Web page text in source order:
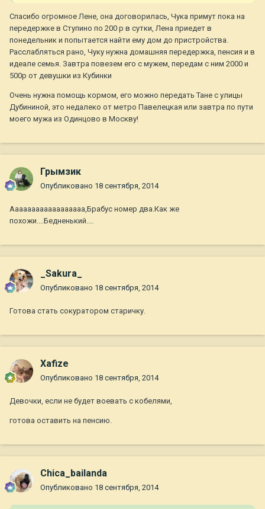
Спасибо огромное Лене, она договорилась, Чука примут пока на
передержке в Ступино по 200 р в сутки, Лена приедет в
понедельник и попытается найти ему дом до пристройства.
Расслабляться рано, Чуку нужна домашняя передержка, пенсия и в
идеале семья. Завтра повезем его с мужем, передам с ним 2000 и
500р от девушки из Кубинки
Очень нужна помощь кормом, его можно передать Тане с улицы
Дубининой, это недалеко от метро Павелецкая или завтра по пути
моего мужа из Одинцово в Москву!
Грымзик
Опубликовано 18 сентября, 2014
Аааааааааааааааааа,Брабус номер два.Как же
похожи....Бедненький....
_Sakura_
Опубликовано 18 сентября, 2014
Готова стать сокуратором старичку.
Xafize
Опубликовано 18 сентября, 2014
Девочки, если не будет воевать с кобелями,
готова оставить на пенсию.
Chica_bailanda
Опубликовано 18 сентября, 2014